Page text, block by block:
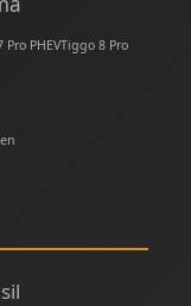
Pro PHEVTiggo 8 Pro